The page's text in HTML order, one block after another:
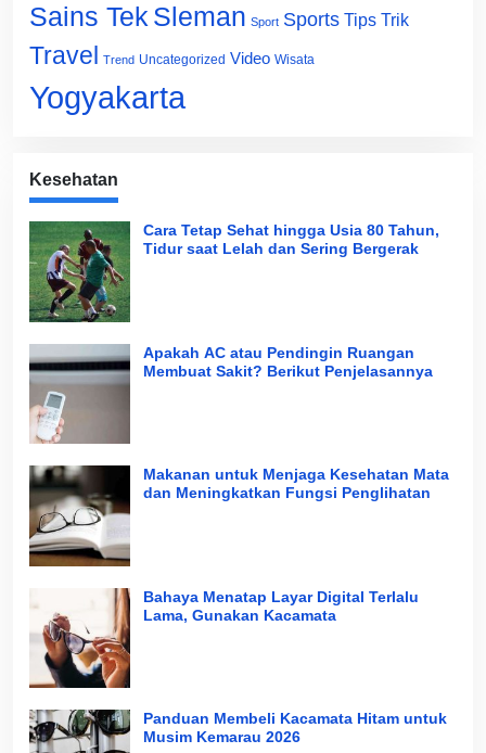
Sains Tek Sleman Sport Sports Tips Trik
Travel Trend Uncategorized Video Wisata
Yogyakarta
Kesehatan
Cara Tetap Sehat hingga Usia 80 Tahun,
Tidur saat Lelah dan Sering Bergerak
Apakah AC atau Pendingin Ruangan
Membuat Sakit? Berikut Penjelasannya
Makanan untuk Menjaga Kesehatan Mata
dan Meningkatkan Fungsi Penglihatan
Bahaya Menatap Layar Digital Terlalu
Lama, Gunakan Kacamata
Panduan Membeli Kacamata Hitam untuk
Musim Kemarau 2026